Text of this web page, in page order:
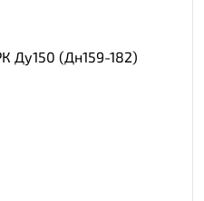
Ду150 (Дн159-182)